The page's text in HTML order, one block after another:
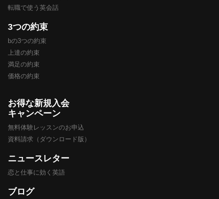
転職で使う英会話
3つの約束
bの3つの約束
上達の約束
満足の約束
価格の約束
お得な新規入会
キャンペーン
無料体験レッスンのお申込
資料請求（ダウンロード版）
ニュースレター
恋と仕事に効く英語
ブログ